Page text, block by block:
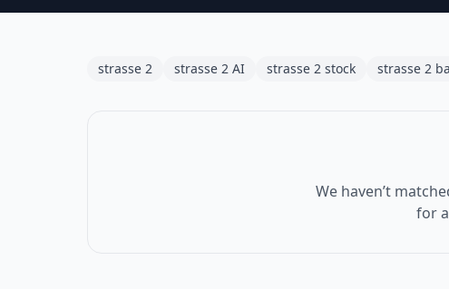
strasse 2 strasse 2 AI strasse 2 stock strasse 2
We haven’t
for